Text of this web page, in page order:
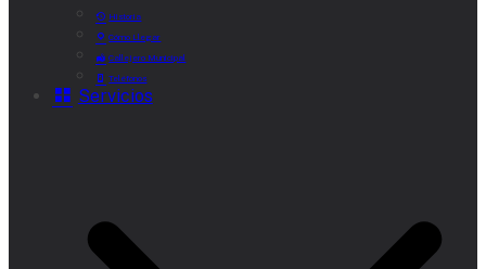
Historia
Cómo Llegar
Callejero Municipal
Teléfonos
Servicios